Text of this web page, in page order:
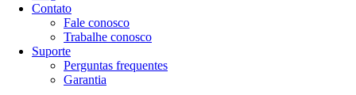
Contato
Fale conosco
Trabalhe conosco
Suporte
Perguntas frequentes
Garantia